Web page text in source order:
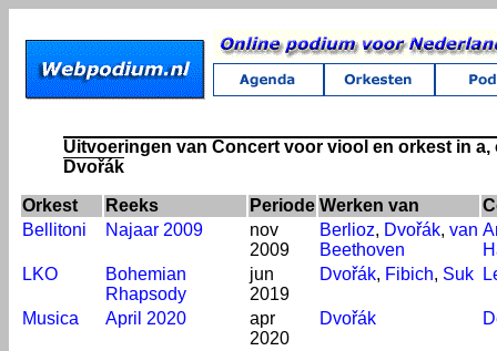
Uitvoeringen van Concert voor viool en orkest in a,
Dvořák
Orkest Reeks Periode Werken van
Bellitoni
Najaar 2009
nov
2009
Berlioz, Dvořák, van
Beethoven
LKO
Bohemian
Rhapsody
jun
2019
Dvořák, Fibich, Suk
Musica April 2020
apr
2020
Dvořák